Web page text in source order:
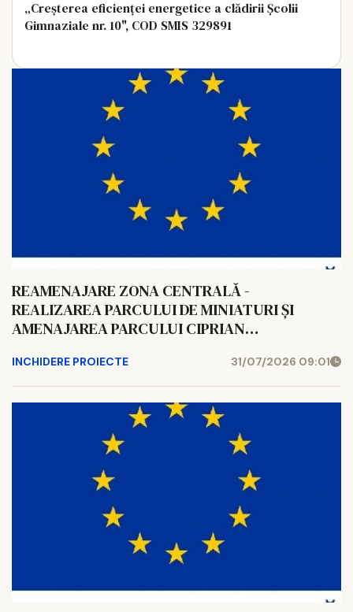
„Creșterea eficienței energetice a clădirii Școlii
Gimnaziale nr. 10", COD SMIS 329891
REAMENAJARE ZONA CENTRALĂ -
REALIZAREA PARCULUI DE MINIATURI ȘI
AMENAJAREA PARCULUI CIPRIAN
Cod SMIS: 348416
INCHIDERE PROIECTE 31/07/2026 09:01